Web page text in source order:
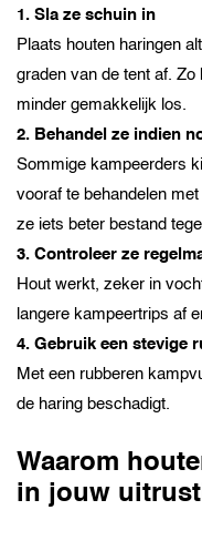
1. Sla ze schuin in
Plaats houten haringen
graden van de tent af.
minder gemakkelijk los.
2. Behandel ze indien
Sommige kampeerders
vooraf te behandelen
ze iets beter bestand
3. Controleer ze
Hout werkt, zeker in
langere kampeertrips af
4. Gebruik een stevige
Met een rubberen
de haring beschadigt.
Waarom
in jouw